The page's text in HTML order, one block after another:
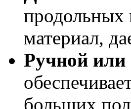
продольных
материал,
Ручной или
больших